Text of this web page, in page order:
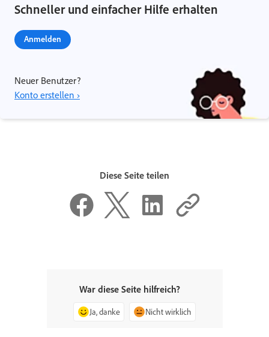
Schneller und einfacher Hilfe erhalten
Anmelden
Neuer Benutzer?
Konto erstellen ›
Diese Seite teilen
War diese Seite hilfreich?
Ja, danke Nicht wirklich